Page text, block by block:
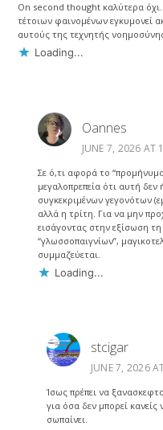
On second thought καλύτερα όχι.
τέτοιων φαινομένων εγκυμονεί
αυτούς της τεχνητής
Loading...
Oannes
JUNE 7, 2026 AT
Σε ό,τι αφορά το
μεγαλοπρεπεία ότι αυτή
συγκεκριμένων γεγονότων
αλλά η τρίτη. Για να μην
εισάγοντας στην εξίσωση
“γλωσσοπαιγνίων”,
συμμαζεύεται.
Loading...
stcigar
JUNE 7, 2026
Ίσως πρέπει να
για όσα δεν μπορεί κανείς
σωπαίνει.